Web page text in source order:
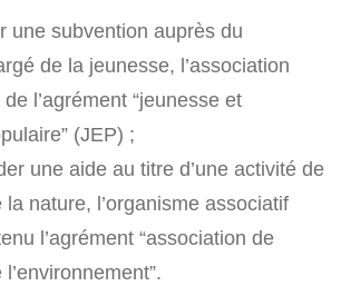
une subvention auprès du
de la jeunesse, l’association
l’agrément “jeunesse et
(JEP) ;
une aide au titre d’une activité de
la nature, l’organisme associatif
l’agrément “association de